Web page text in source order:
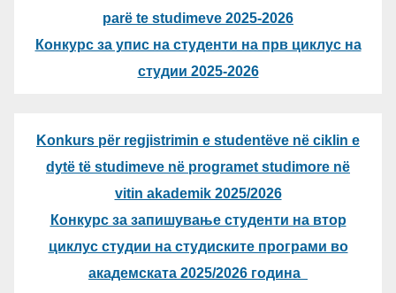
parë te studimeve 2025-2026
Конкурс за упис на студенти на прв циклус на
студии 2025-2026
Konkurs për regjistrimin e studentëve në ciklin e
dytë të studimeve në programet studimore në
vitin akademik 2025/2026
Конкурс за запишување студенти на втор
циклус студии на студиските програми во
академската 2025/2026 година